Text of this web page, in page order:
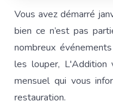
Vous avez démarré
bien ce n’est pas
nombreux
les louper, L'Addition
mensuel qui vous
restauration.